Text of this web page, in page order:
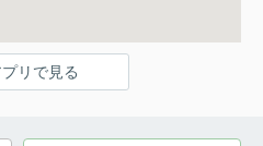
リで見る